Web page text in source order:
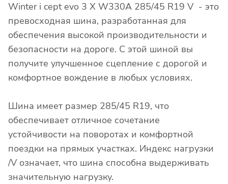
Winter i cept evo 3 X W330A 285/45 R19 V - это
превосходная шина, разработанная для
обеспечения высокой производительности и
безопасности на дороге. С этой шиной вы
получите улучшенное сцепление с дорогой и
комфортное вождение в любых условиях.
Шина имеет размер 285/45 R19, что
обеспечивает отличное сочетание
устойчивости на поворотах и комфортной
поездки на прямых участках. Индекс нагрузки
/V означает, что шина способна выдерживать
значительную нагрузку.